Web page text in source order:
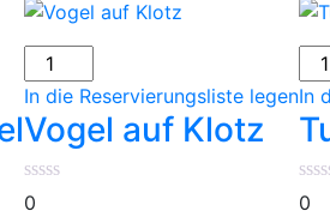
Vogel
auf
Klotz
Menge
In die Reservierungsliste legen
Vogel auf Klotz
0
In
0